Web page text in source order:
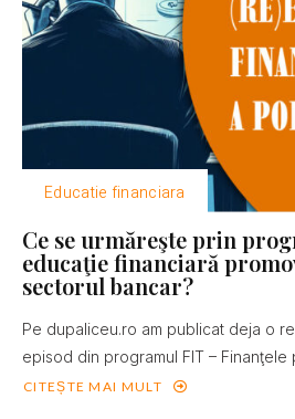
Educatie financiara
Ce se urmăreşte prin
educaţie financiară
sectorul bancar?
Pe dupaliceu.ro am publicat deja o
episod din programul FIT – Finanţele
CITEȘTE MAI MULT